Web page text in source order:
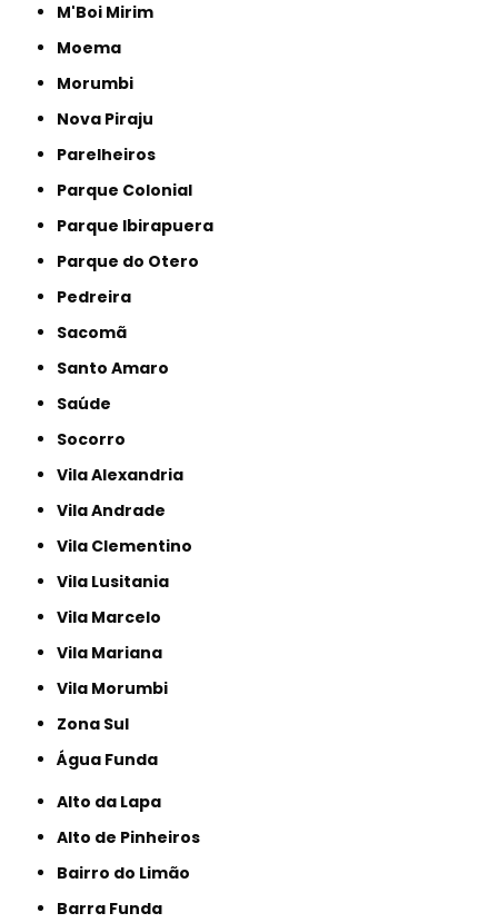
M'Boi Mirim
Moema
Morumbi
Nova Piraju
Parelheiros
Parque Colonial
Parque Ibirapuera
Parque do Otero
Pedreira
Sacomã
Santo Amaro
Saúde
Socorro
Vila Alexandria
Vila Andrade
Vila Clementino
Vila Lusitania
Vila Marcelo
Vila Mariana
Vila Morumbi
Zona Sul
Água Funda
Alto da Lapa
Alto de Pinheiros
Bairro do Limão
Barra Funda